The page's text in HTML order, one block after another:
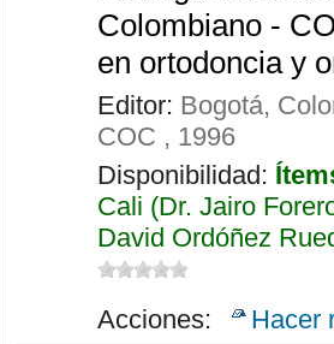
Colombiano -
en ortodoncia y
Editor: Bogotá,
COC , 1996
Disponibilidad:
Cali (Dr. Jairo
David Ordóñez
Acciones: Hacer